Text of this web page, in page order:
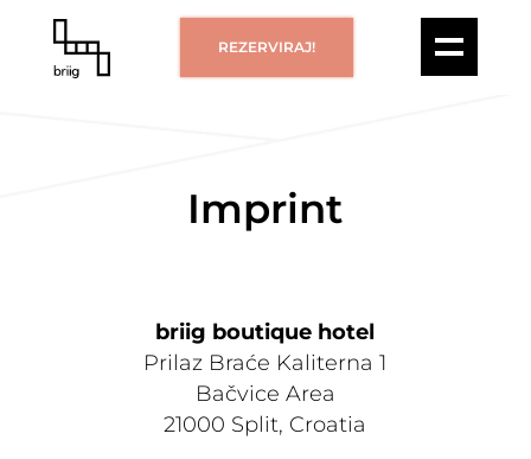
REZERVIRAJ!
Imprint
briig boutique hotel
Prilaz Braće Kaliterna 1
Bačvice Area
21000 Split, Croatia